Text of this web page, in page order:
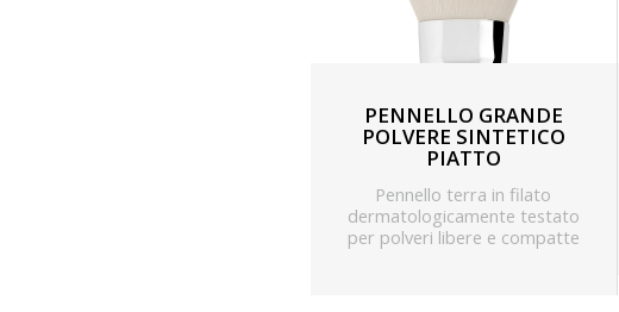
PENNELLO GRANDE
POLVERE SINTETICO
PIATTO
Pennello terra in filato
dermatologicamente testato
per polveri libere e compatte